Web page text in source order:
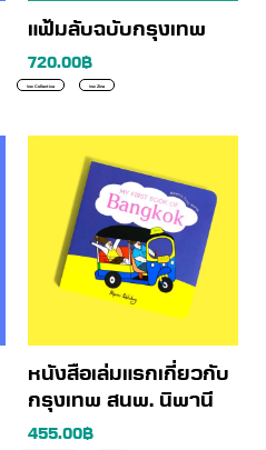
แฟ้มลับฉบับกรุงเทพ
720.00฿
!nw Collective !nw Zine
หนังสือเล่มแรกเกี่ยวกับ
กรุงเทพ สนพ. นิพานี
455.00฿